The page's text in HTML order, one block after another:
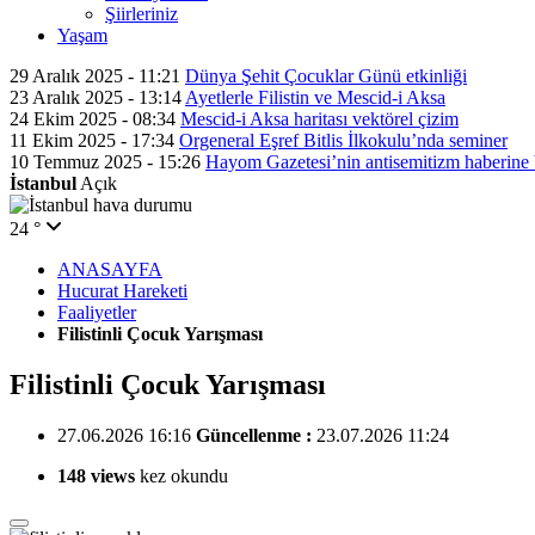
Şiirleriniz
Yaşam
29 Aralık 2025 - 11:21 Dünya Şehit Çocuklar Günü etkinliği
23 Aralık 2025 - 13:14 Ayetlerle Filistin ve Mescid-i Aksa
24 Ekim 2025 - 08:34 Mescid-i Aksa haritası vektörel çizim
11 Ekim 2025 - 17:34 Orgeneral Eşref Bitlis İlkokulu’nda seminer
10 Temmuz 2025 - 15:26 Hayom Gazetesi’nin antisemitizm haberine
İstanbul Açık
24 °
ANASAYFA
Hucurat Hareketi
Faaliyetler
Filistinli Çocuk Yarışması
Filistinli Çocuk Yarışması
27.06.2026 16:16 Güncellenme : 23.07.2026 11:24
148 views kez okundu